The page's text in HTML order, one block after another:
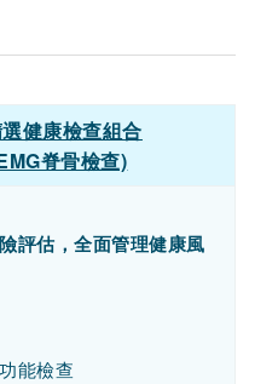
健康檢查組合
脊骨檢查)
評估，全面管理健康風
能檢查